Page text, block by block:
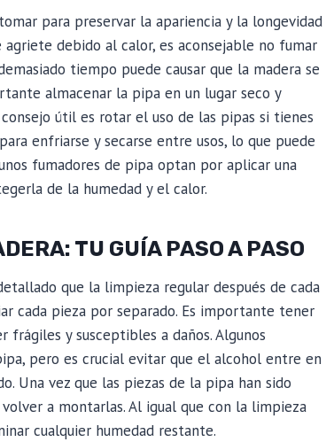
para preservar la apariencia y la longevidad
debido al calor, es aconsejable no fumar
tiempo puede causar que la madera se
almacenar la pipa en un lugar seco y
útil es rotar el uso de las pipas si tienes
enfriarse y secarse entre usos, lo que puede
fumadores de pipa optan por aplicar una
de la humedad y el calor.
TU GUÍA PASO A PASO
que la limpieza regular después de cada
cada pieza por separado. Es importante tener
frágiles y susceptibles a daños. Algunos
pero es crucial evitar que el alcohol entre en
Una vez que las piezas de la pipa han sido
a montarlas. Al igual que con la limpieza
cualquier humedad restante.